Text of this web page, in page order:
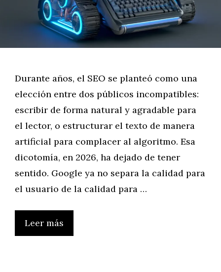
Durante años, el SEO se planteó como una
elección entre dos públicos incompatibles:
escribir de forma natural y agradable para
el lector, o estructurar el texto de manera
artificial para complacer al algoritmo. Esa
dicotomía, en 2026, ha dejado de tener
sentido. Google ya no separa la calidad para
el usuario de la calidad para …
Leer más